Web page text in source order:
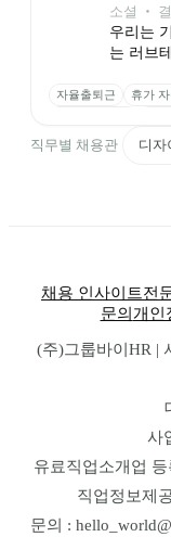
소셜 ‧
우리는
는 러브
자율출퇴근 휴가 자
명절 상여
경조사
직무별 채용관 디자
채용 인사이트전
문의 개인
(주)그룹바이HR |
사
유료직업소개업
직업정보제
문의 :